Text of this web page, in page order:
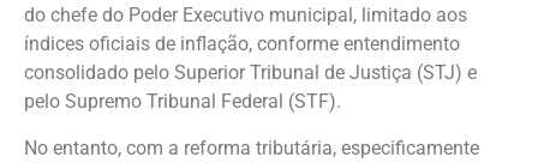
do chefe do Poder Executivo municipal, limitado aos
índices oficiais de inflação, conforme entendimento
consolidado pelo Superior Tribunal de Justiça (STJ) e
pelo Supremo Tribunal Federal (STF).
No entanto, com a reforma tributária, especificamente